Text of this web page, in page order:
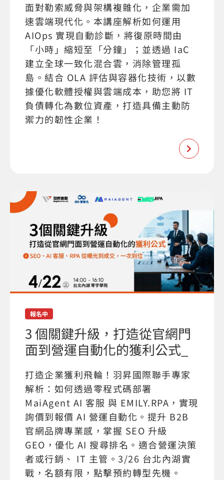
面對勒索威脅與架構複雜化，企業需加
速雲端現代化。本講座解析如何運用
AIOps 實現自動診斷，將復原時間由
「小時」縮短至「分鐘」；並透過 IaC
建立全球一致化混合雲，消除管理孤
島。結合 OLA 評估與容器化技術，以數
據優化軟體授權與雲端成本，助您將 IT
負債轉化為數位資產，打造具備主動防
禦力的韌性企業！
報名中
3 個關鍵升級，打造從官網門
面到營運自動化的獲利公式_
打造企業獲利飛輪！羽昇國際聯手專家
解析：如何透過零程式碼部署
MaiAgent AI 客服 與 EMILY.RPA，實現
詢價到報價 AI 營運自動化。提升 B2B
官網品牌專業感，掌握 SEO 升級
GEO，優化 AI 搜尋排名。適合營運決策
者或行銷、 IT 主管。3/26 台北內湖實
戰，名額有限，點擊預約轉型先機。